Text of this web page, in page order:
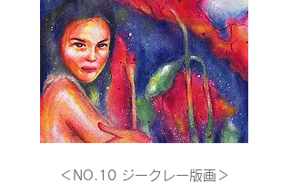
＜NO.10 ジークレー版画＞